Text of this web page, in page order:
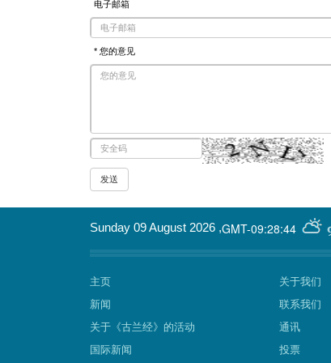
电子邮箱
* 您的意见
GMT-09:28:44
Sunday 09 August 2026 ,
主页
新闻
关于《古兰经》的活动
国际新闻
关于我们
联系我们
通讯
投票